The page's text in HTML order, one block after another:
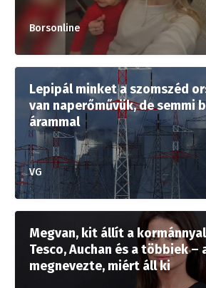
Borsonline
Lepipál minket a szomszéd
van naperőművük, de semmi
árammal
VG
Megvan, kit állít a
Tesco, Auchan és a többiek –
megnevezte, miért áll ki